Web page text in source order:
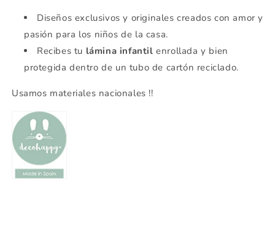
Diseños exclusivos y originales creados con amor y
pasión para los niños de la casa.
Recibes tu lámina infantil enrollada y bien
protegida dentro de un tubo de cartón reciclado.
Usamos materiales nacionales !!